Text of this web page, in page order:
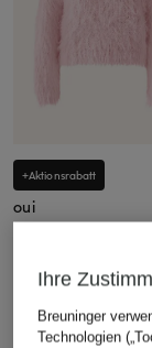
+Aktionsrabatt
oui
69,99 €
Ursprünglich:119,95
Ihre
Breuninger
Technologien